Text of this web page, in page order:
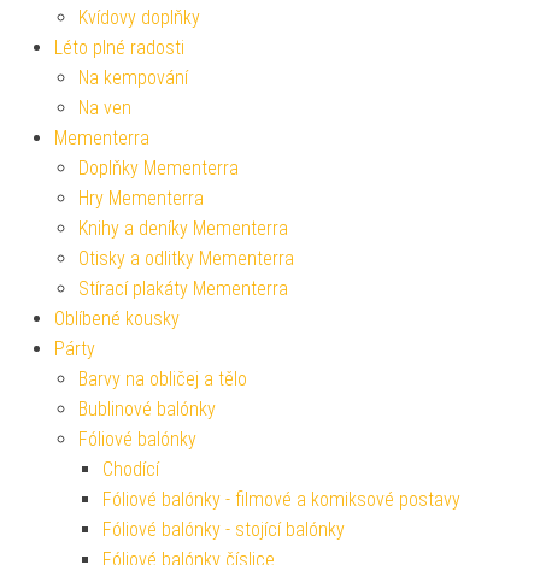
Kvídovy doplňky
Léto plné radosti
Na kempování
Na ven
Mementerra
Doplňky Mementerra
Hry Mementerra
Knihy a deníky Mementerra
Otisky a odlitky Mementerra
Stírací plakáty Mementerra
Oblíbené kousky
Párty
Barvy na obličej a tělo
Bublinové balónky
Fóliové balónky
Chodící
Fóliové balónky - filmové a komiksové postavy
Fóliové balónky - stojící balónky
Fóliové balónky číslice